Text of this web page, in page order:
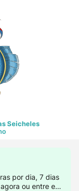
Seicheles
por dia, 7 dias
ou entre em